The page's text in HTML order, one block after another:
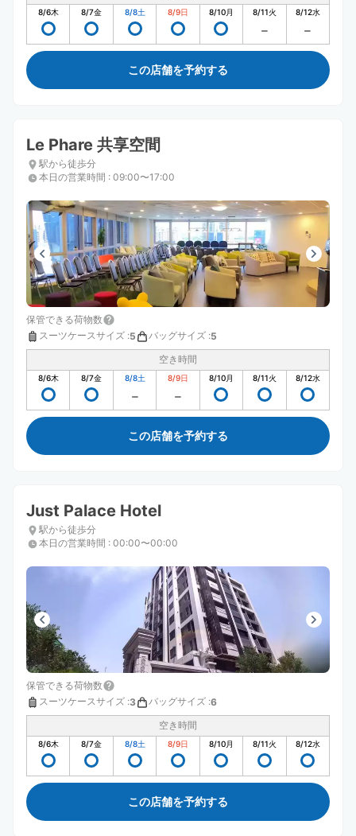
8/6木 8/7金 8/8土 8/9日 8/10月 8/11火 8/12水
この店舗を予約する
Le Phare 共享空間
駅から徒歩分
本日の営業時間 : 09:00〜17:00
保管できる荷物数
スーツケースサイズ :5 バッグサイズ :5
空き時間
8/6木 8/7金 8/8土 8/9日 8/10月 8/11火 8/12水
この店舗を予約する
Just Palace Hotel
駅から徒歩分
本日の営業時間 : 00:00〜00:00
保管できる荷物数
スーツケースサイズ :3 バッグサイズ :6
空き時間
8/6木 8/7金 8/8土 8/9日 8/10月 8/11火 8/12水
この店舗を予約する